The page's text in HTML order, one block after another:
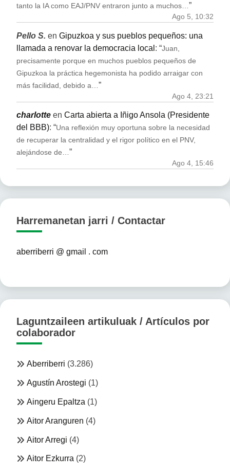
tanto la IA como EAJ/PNV entraron junto a muchos… ”
Ago 5, 10:32
Pello S. en Gipuzkoa y sus pueblos pequeños: una
llamada a renovar la democracia local : “Juan,
precisamente porque en muchos pueblos pequeños de
Gipuzkoa la práctica hegemonista ha podido arraigar con
más facilidad, debido a… ”
Ago 4, 23:21
charlotte en Carta abierta a Iñigo Ansola (Presidente
del BBB): “Una reflexión muy oportuna sobre la necesidad
de recuperar la centralidad y el rigor político en el PNV,
alejándose de…”
Ago 4, 15:46
Harremanetan jarri / Contactar
aberriberri @ gmail . com
Laguntzaileen artikuluak / Artículos por
colaborador
Aberriberri (3.286)
Agustín Arostegi (1)
Aingeru Epaltza (1)
Aitor Aranguren (4)
Aitor Arregi (4)
Aitor Ezkurra (2)